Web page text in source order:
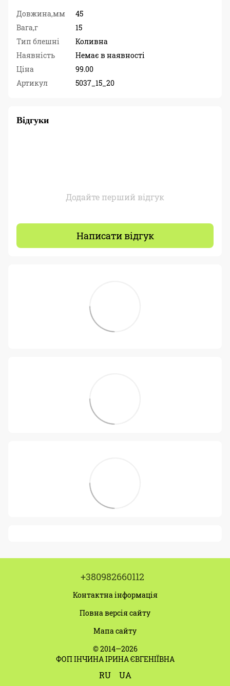
Довжина,мм
45
Вага,г
15
Тип блешні
Коливна
Наявність
Немає в наявності
Ціна
99.00
Артикул
5037_15_20
Відгуки
Додайте перший відгук
Написати відгук
+380982660112
Контактна інформація
Повна версія сайту
Мапа сайту
© 2014—2026
ФОП ІНЧИНА ІРИНА ЄВГЕНІЇВНА
RU UA